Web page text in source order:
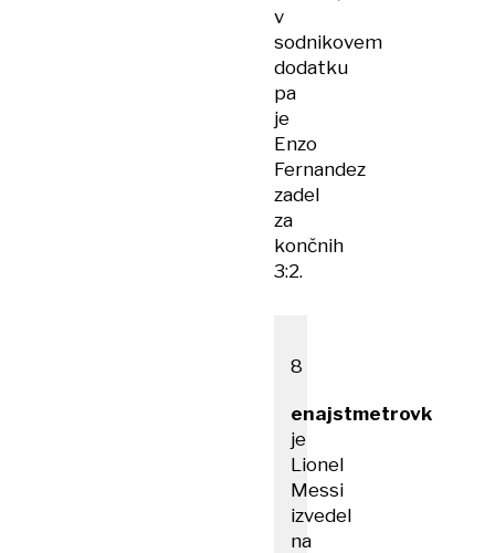
v
sodnikovem
dodatku
pa
je
Enzo
Fernandez
zadel
za
končnih
3:2.
8
enajstmetrovk
je
Lionel
Messi
izvedel
na